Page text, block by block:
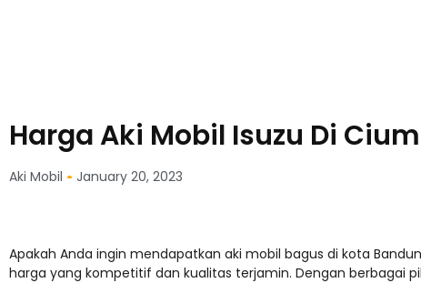
Harga Aki Mobil Isuzu Di
Aki Mobil January 20, 2023
Apakah Anda ingin mendapatkan aki mobil bagus di kota
harga yang kompetitif dan kualitas terjamin. Dengan berbagai